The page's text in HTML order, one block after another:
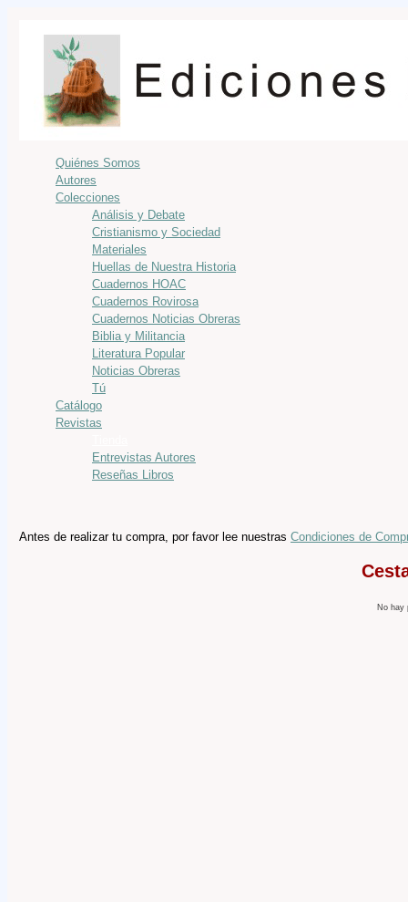
Quiénes Somos
Autores
Colecciones
Análisis y Debate
Cristianismo y Sociedad
Materiales
Huellas de Nuestra Historia
Cuadernos HOAC
Cuadernos Rovirosa
Cuadernos Noticias Obreras
Biblia y Militancia
Literatura Popular
Noticias Obreras
Tú
Catálogo
Revistas
Entrevistas Autores
Reseñas Libros
Antes de realizar tu compra, por favor lee nuestras Condiciones de
No hay